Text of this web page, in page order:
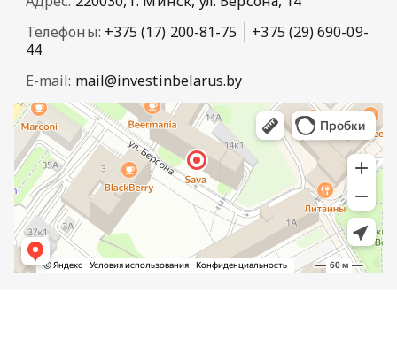
Телефоны: +375 (17) 200-81-75
+375 (29) 690-09-
44
E-mail: mail@investinbelarus.by